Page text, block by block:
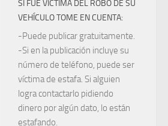
SI FUE VÍCTIMA DEL ROBO DE SU
VEHÍCULO TOME EN CUENTA:
-Puede publicar gratuitamente.
-Si en la publicación incluye su
número de teléfono, puede ser
víctima de estafa. Si alguien
logra contactarlo pidiendo
dinero por algún dato, lo están
estafando.